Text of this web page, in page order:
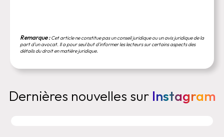
Remarque :Cet article ne constitue pas un conseil juridique ou un avis juridique de la
part d'un avocat. Il a pour seul but d'informer les lecteurs sur certains aspects des
détails du droit en matière juridique.
Dernières nouvelles sur Instagram